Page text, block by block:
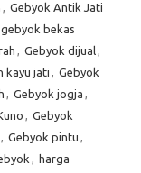
, Gebyok Antik Jati
gebyok bekas
, Gebyok dijual,
kayu jati , Gebyok
, Gebyok jogja ,
, Gebyok
, Gebyok pintu ,
, harga